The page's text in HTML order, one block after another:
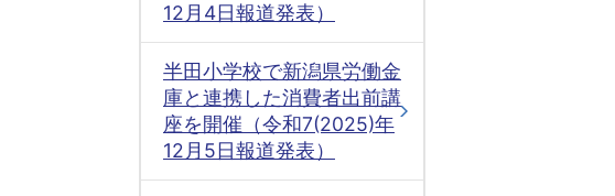
12月4日報道発表）
半田小学校で新潟県労働金
庫と連携した消費者出前講
座を開催（令和7(2025)年
12月5日報道発表）